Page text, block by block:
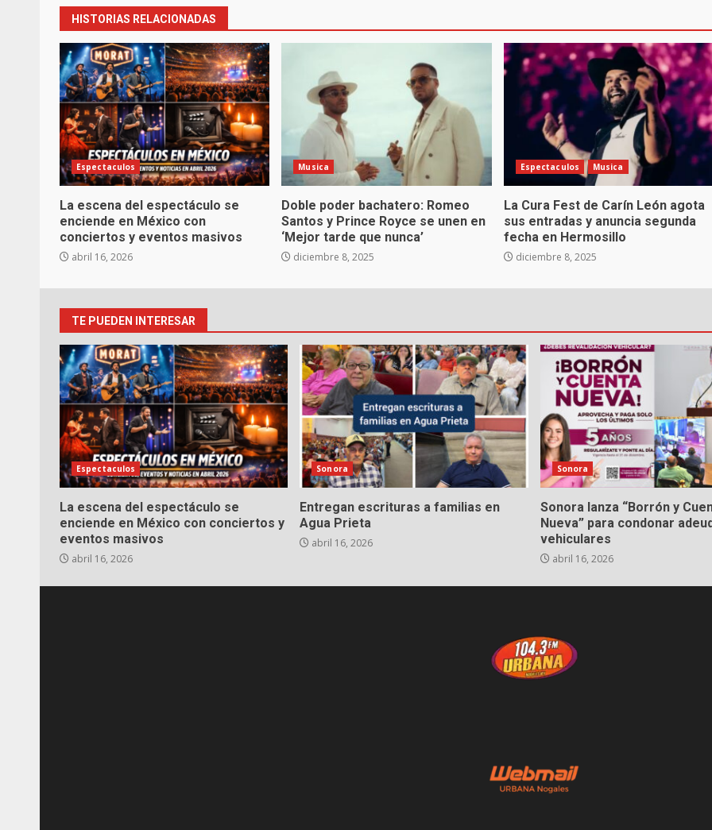
HISTORIAS RELACIONADAS
Espectaculos
La escena del espectáculo se
enciende en México con
conciertos y eventos masivos
abril 16, 2026
Musica
Doble poder bachatero: Romeo
Santos y Prince Royce se unen en
‘Mejor tarde que nunca’
diciembre 8, 2025
Espectaculos Musica
La Cura Fest de Carín León agota
sus entradas y anuncia segunda
fecha en Hermosillo
diciembre 8, 2025
TE PUEDEN INTERESAR
Espectaculos
La escena del espectáculo se
enciende en México con conciertos y
eventos masivos
abril 16, 2026
Sonora
Entregan escrituras a familias en
Agua Prieta
abril 16, 2026
Sonora
Sonora lanza “Borrón y
Nueva” para condonar
vehiculares
abril 16, 2026